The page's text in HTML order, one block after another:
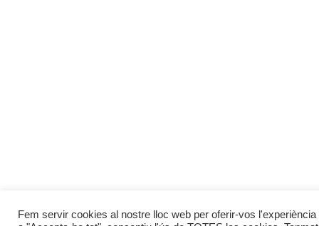
Fem servir cookies al nostre lloc web per oferir-vos